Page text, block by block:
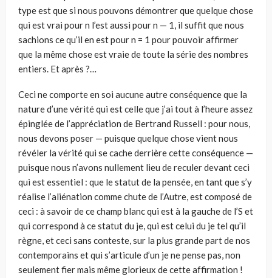
type est que si nous pouvons démontrer que quelque chose
qui est vrai pour n l’est aussi pour n — 1, il suffit que nous
sachions ce qu’il en est pour n = 1 pour pouvoir affirmer
que la même chose est vraie de toute la série des nombres
entiers. Et après ?…
Ceci ne comporte en soi aucune autre conséquence que la
nature d’une vérité qui est celle que j’ai tout à l’heure assez
épinglée de l’appréciation de Bertrand Russell : pour nous,
nous devons poser — puisque quelque chose vient nous
révéler la vérité qui se cache derrière cette conséquence —
puisque nous n’avons nullement lieu de reculer devant ceci
qui est essentiel : que le statut de la pensée, en tant que s’y
réalise l’aliénation comme chute de l’Autre, est composé de
ceci : à savoir de ce champ blanc qui est à la gauche de l’S et
qui correspond à ce statut du je, qui est celui du je tel qu’il
règne, et ceci sans conteste, sur la plus grande part de nos
contemporains et qui s’articule d’un je ne pense pas, non
seulement fier mais même glorieux de cette affirmation !